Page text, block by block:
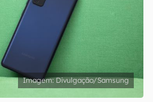
Divulgação/Samsung